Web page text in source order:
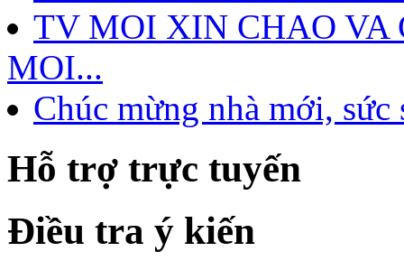
TV MOI XIN CHAO VA
MOI...
Chúc mừng nhà mới,
Hỗ trợ trực tuyến
Điều tra ý kiến